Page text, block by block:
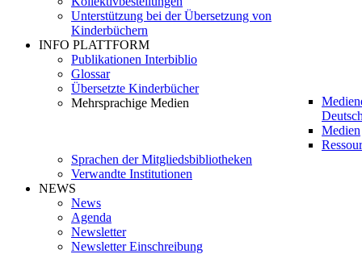
Unterstützung bei der Übersetzung von
Kinderbüchern
INFO PLATTFORM
Publikationen Interbiblio
Glossar
Übersetzte Kinderbücher
Mehrsprachige Medien
Medien
Sprachen der Mitgliedsbibliotheken
Verwandte Institutionen
NEWS
News
Agenda
Newsletter
Newsletter Einschreibung